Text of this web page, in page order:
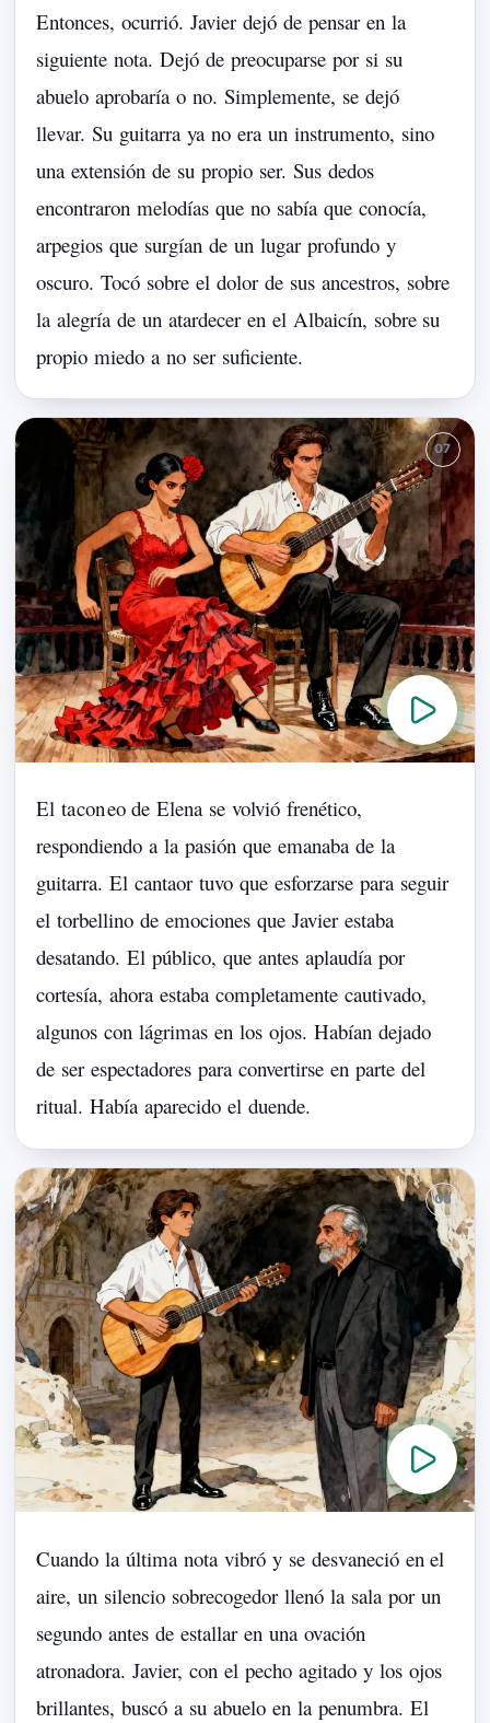
Entonces, ocurrió. Javier dejó de pensar en la
siguiente nota. Dejó de preocuparse por si su
abuelo aprobaría o no. Simplemente, se dejó
llevar. Su guitarra ya no era un instrumento, sino
una extensión de su propio ser. Sus dedos
encontraron melodías que no sabía que conocía,
arpegios que surgían de un lugar profundo y
oscuro. Tocó sobre el dolor de sus ancestros, sobre
la alegría de un atardecer en el Albaicín, sobre su
propio miedo a no ser suficiente.
El taconeo de Elena se volvió frenético,
respondiendo a la pasión que emanaba de la
guitarra. El cantaor tuvo que esforzarse para seguir
el torbellino de emociones que Javier estaba
desatando. El público, que antes aplaudía por
cortesía, ahora estaba completamente cautivado,
algunos con lágrimas en los ojos. Habían dejado
de ser espectadores para convertirse en parte del
ritual. Había aparecido el duende.
Cuando la última nota vibró y se desvaneció en el
aire, un silencio sobrecogedor llenó la sala por un
segundo antes de estallar en una ovación
atronadora. Javier, con el pecho agitado y los ojos
brillantes, buscó a su abuelo en la penumbra. El